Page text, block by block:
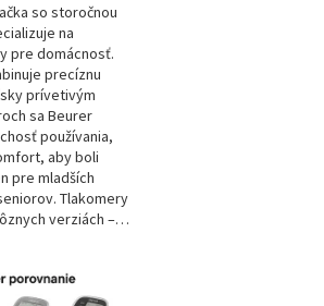
so storočnou
na
pre domácnosť.
precíznu
prívetivým
sa Beurer
používania,
aby boli
pre mladších
Tlakomery
verziách –…